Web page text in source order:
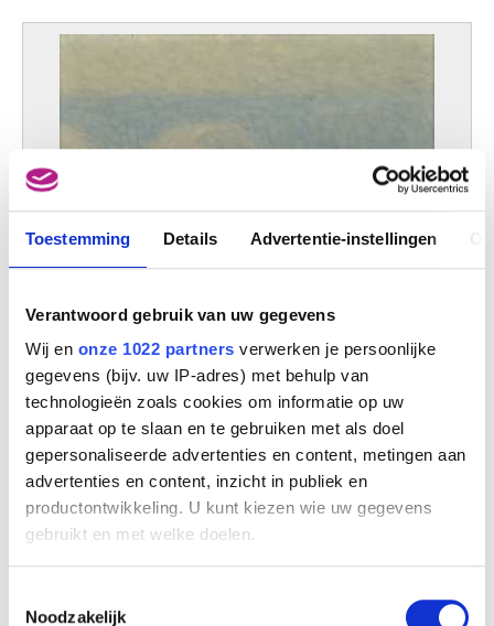
Toestemming Details Advertentie-instellingen
Verantwoord gebruik van uw gegevens
Wij en onze 1022 partners verwerken je persoonlijke
gegevens (bijv. uw IP-adres) met behulp van
technologieën zoals cookies om informatie op uw
apparaat op te slaan en te gebruiken met als doel
gepersonaliseerde advertenties en content, metingen aan
advertenties en content, inzicht in publiek en
productontwikkeling. U kunt kiezen wie uw gegevens
gebruikt en met welke doelen.
Informatie verzamelen over uw geografische
Noodzakelijk
Gezicht op Londen - Nevel
Emile Claus